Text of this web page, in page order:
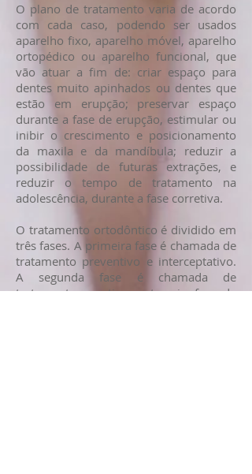
O plano de tratamento varia de acordo
com cada caso, podendo ser usados
aparelho fixo, aparelho móvel, aparelho
ortopédico ou aparelho funcional, que
vão atuar a fim de: criar espaço para
dentes muito apinhados ou dentes que
estão em erupção; preservar espaço
durante a fase de erupção, estimular ou
inibir o crescimento e posicionamento
da maxila e da mandíbula; reduzir a
possibilidade de futuras extrações, e
reduzir o tempo de tratamento na
adolescência, durante a fase corretiva.
O tratamento ortodôntico é dividido em
três fases. A primeira fase é chamada de
tratamento preventivo e interceptativo.
A segunda fase é chamada de
tratamento corretivo e a terceira fase, de